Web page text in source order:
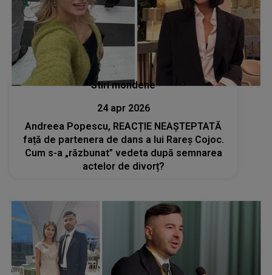
Stiri mondene
24 apr 2026
Andreea Popescu, REACȚIE NEAȘTEPTATĂ
față de partenera de dans a lui Rareș Cojoc.
Cum s-a „răzbunat” vedeta după semnarea
actelor de divorț?